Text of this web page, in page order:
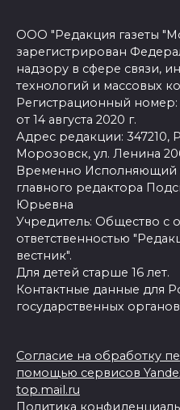
ООО "Редакция газеты
зарегистрирован
надзору в сфере связи,
технологий и массовых
Регистрационный
от 14 августа 2020 г.
Адрес редакции: 347210,
Морозовск, ул. Ленина
Временно Исполняющий
главного редактора
Юрьевна
Учредитель: Общество с
ответственностью
вестник".
Для детей старше 16 лет.
Контактные данные для
государственных
Согласие на обработку
помощью сервисов
top.mail.ru
Политика